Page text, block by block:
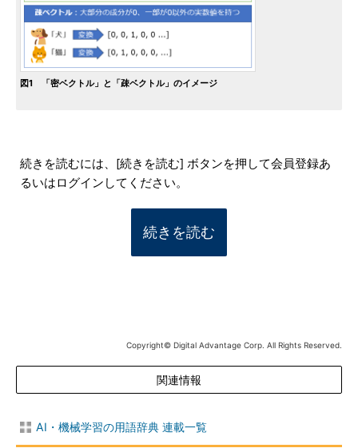
図1 「密ベクトル」と「疎ベクトル」のイメージ
続きを読むには、[続きを読む] ボタンを押して会員登録あ
るいはログインしてください。
続きを読む
Copyright© Digital Advantage Corp. All Rights Reserved.
関連情報
AI・機械学習の用語辞典 連載一覧